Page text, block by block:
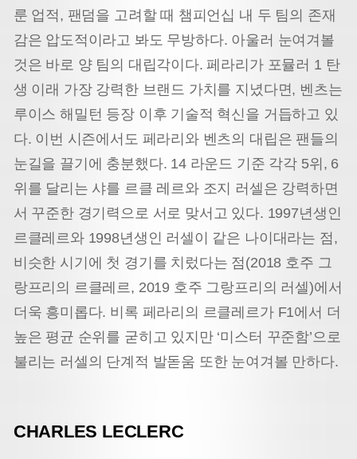
룬 업적, 팬덤을 고려할 때 챔피언십 내 두 팀의 존재
감은 압도적이라고 봐도 무방하다. 아울러 눈여겨볼
것은 바로 양 팀의 대립각이다. 페라리가 포뮬러 1 탄
생 이래 가장 강력한 브랜드 가치를 지녔다면, 벤츠는
루이스 해밀턴 등장 이후 기술적 혁신을 거듭하고 있
다. 이번 시즌에서도 페라리와 벤츠의 대립은 팬들의
눈길을 끌기에 충분했다. 14 라운드 기준 각각 5위, 6
위를 달리는 샤를 르클 레르와 조지 러셀은 강력하면
서 꾸준한 경기력으로 서로 맞서고 있다. 1997년생인
르클레르와 1998년생인 러셀이 같은 나이대라는 점,
비슷한 시기에 첫 경기를 치렀다는 점(2018 호주 그
랑프리의 르클레르, 2019 호주 그랑프리의 러셀)에서
더욱 흥미롭다. 비록 페라리의 르클레르가 F1에서 더
높은 평균 순위를 굳히고 있지만 ‘미스터 꾸준함’으로
불리는 러셀의 단계적 발돋움 또한 눈여겨볼 만하다.
CHARLES LECLERC